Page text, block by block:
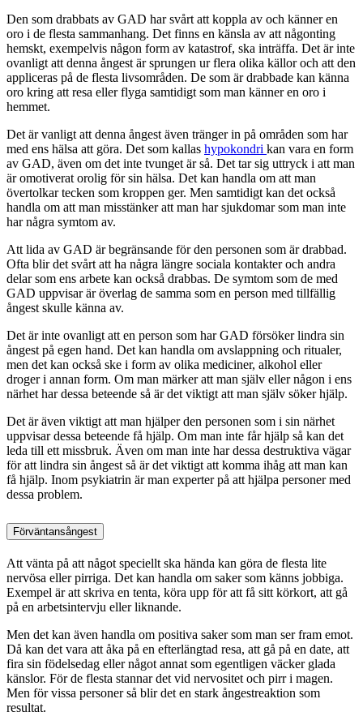
Den som drabbats av GAD har svårt att koppla av och känner en
oro i de flesta sammanhang. Det finns en känsla av att någonting
hemskt, exempelvis någon form av katastrof, ska inträffa. Det är inte
ovanligt att denna ångest är sprungen ur flera olika källor och att den
appliceras på de flesta livsområden. De som är drabbade kan känna
oro kring att resa eller flyga samtidigt som man känner en oro i
hemmet.
Det är vanligt att denna ångest även tränger in på områden som har
med ens hälsa att göra. Det som kallas hypokondri kan vara en form
av GAD, även om det inte tvunget är så. Det tar sig uttryck i att man
är omotiverat orolig för sin hälsa. Det kan handla om att man
övertolkar tecken som kroppen ger. Men samtidigt kan det också
handla om att man misstänker att man har sjukdomar som man inte
har några symtom av.
Att lida av GAD är begränsande för den personen som är drabbad.
Ofta blir det svårt att ha några längre sociala kontakter och andra
delar som ens arbete kan också drabbas. De symtom som de med
GAD uppvisar är överlag de samma som en person med tillfällig
ångest skulle känna av.
Det är inte ovanligt att en person som har GAD försöker lindra sin
ångest på egen hand. Det kan handla om avslappning och ritualer,
men det kan också ske i form av olika mediciner, alkohol eller
droger i annan form. Om man märker att man själv eller någon i ens
närhet har dessa beteende så är det viktigt att man själv söker hjälp.
Det är även viktigt att man hjälper den personen som i sin närhet
uppvisar dessa beteende få hjälp. Om man inte får hjälp så kan det
leda till ett missbruk. Även om man inte har dessa destruktiva vägar
för att lindra sin ångest så är det viktigt att komma ihåg att man kan
få hjälp. Inom psykiatrin är man experter på att hjälpa personer med
dessa problem.
Förväntansångest
Att vänta på att något speciellt ska hända kan göra de flesta lite
nervösa eller pirriga. Det kan handla om saker som känns jobbiga.
Exempel är att skriva en tenta, köra upp för att få sitt körkort, att gå
på en arbetsintervju eller liknande.
Men det kan även handla om positiva saker som man ser fram emot.
Då kan det vara att åka på en efterlängtad resa, att gå på en date, att
fira sin födelsedag eller något annat som egentligen väcker glada
känslor. För de flesta stannar det vid nervositet och pirr i magen.
Men för vissa personer så blir det en stark ångestreaktion som
resultat.